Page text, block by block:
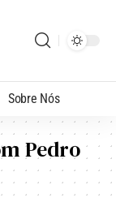
Sobre Nós
Pedro